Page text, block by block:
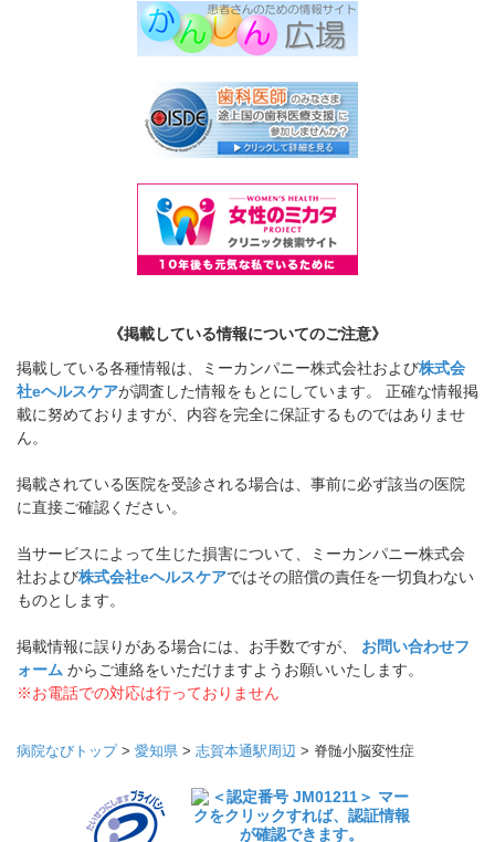
《掲載している情報についてのご注意》
掲載している各種情報は、ミーカンパニー株式会社および株式会
社eヘルスケアが調査した情報をもとにしています。 正確な情報掲
載に努めておりますが、内容を完全に保証するものではありませ
ん。
掲載されている医院を受診される場合は、事前に必ず該当の医院
に直接ご確認ください。
当サービスによって生じた損害について、ミーカンパニー株式会
社および株式会社eヘルスケアではその賠償の責任を一切負わない
ものとします。
掲載情報に誤りがある場合には、お手数ですが、 お問い合わせフ
ォーム からご連絡をいただけますようお願いいたします。
※お電話での対応は行っておりません
病院なびトップ> 愛知県 > 志賀本通駅周辺 > 脊髄小脳変性症